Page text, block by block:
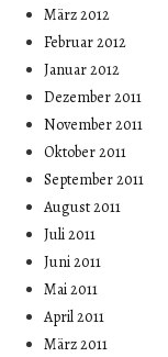
März 2012
Februar 2012
Januar 2012
Dezember 2011
November 2011
Oktober 2011
September 2011
August 2011
Juli 2011
Juni 2011
Mai 2011
April 2011
März 2011